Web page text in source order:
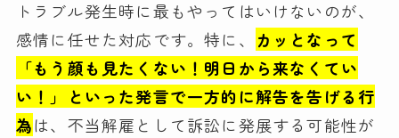
トラブル発生時に最もやってはいけないのが、
感情に任せた対応です。特に、
カッとなって
「もう顔も見たくない！明日から来なくてい
い！」といった発言で一方的に解告を告げる行
為は、不当解雇として訴訟に発展する可能性が